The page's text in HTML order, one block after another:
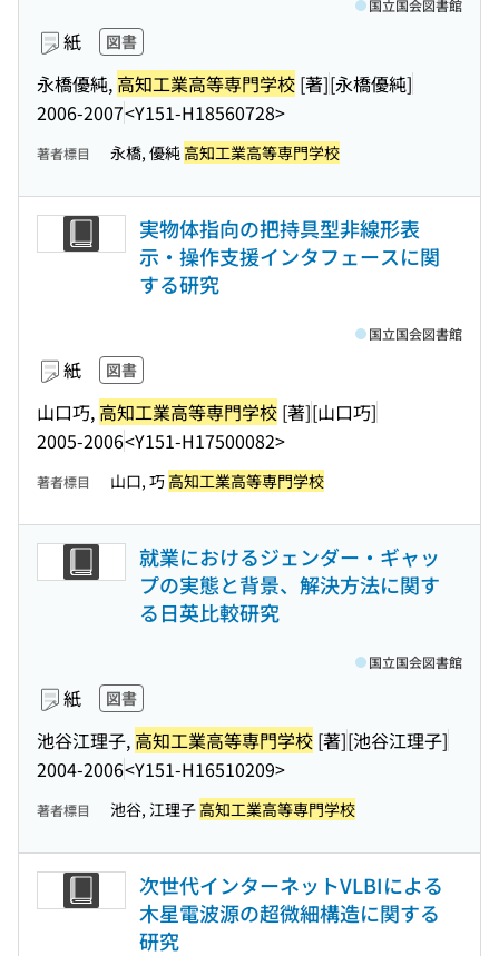
紙 図書
永橋優純, 高知工業高等専門学校 [著][永橋優純]
2006-2007<Y151-H18560728>
国立国会図書館
著者標目 永橋, 優純 高知工業高等専門学校
実物体指向の把持具型非線形表
示・操作支援インタフェースに関
する研究
紙 図書
山口巧, 高知工業高等専門学校 [著][山口巧]
2005-2006<Y151-H17500082>
国立国会図書館
著者標目 山口, 巧 高知工業高等専門学校
就業におけるジェンダー・ギャッ
プの実態と背景、解決方法に関す
る日英比較研究
紙 図書
池谷江理子, 高知工業高等専門学校 [著][池谷江理子]
2004-2006<Y151-H16510209>
国立国会図書館
著者標目 池谷, 江理子 高知工業高等専門学校
次世代インターネットVLBIによる
木星電波源の超微細構造に関する
研究